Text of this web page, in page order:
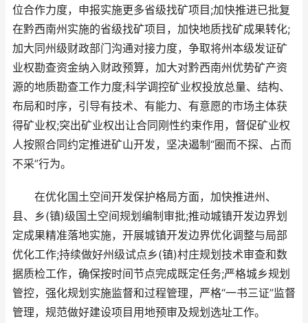
位合作力度，申报实施更多省级找矿项目;加快推进已批复
在黔西南州实施的省级找矿项目，加快地质找矿成果转化;
加大同州级财政部门沟通对接力度，争取将州本级发证矿
业权勘查资金纳入财政预算，加大对黔西南州优势矿产资
源的地质勘查工作力度;科学调控矿业权投放总量、结构、
布局和时序，引导有技术、有能力、有意愿的市场主体获
得矿业权;突出矿业权出让合同刚性约束作用，督促矿业权
人按照合同约定推进矿山开发，坚决遏制“圈而不探、占而
不采”行为。
在优化国土空间开发保护格局方面，加快推进州、
县、乡(镇)级国土空间规划编制审批;推动城镇开发边界划
定成果精准落地实施，开展城镇开发边界优化调整与局部
优化工作;持续做好州级试点乡(镇)村庄规划技术审查和数
据质检工作，确保按时间节点完成既定任务;严格城乡规划
管控，强化规划实施监督和过程管理，严格“一书三证”监督
管理，规范做好建设项目用地预审及规划选址工作。